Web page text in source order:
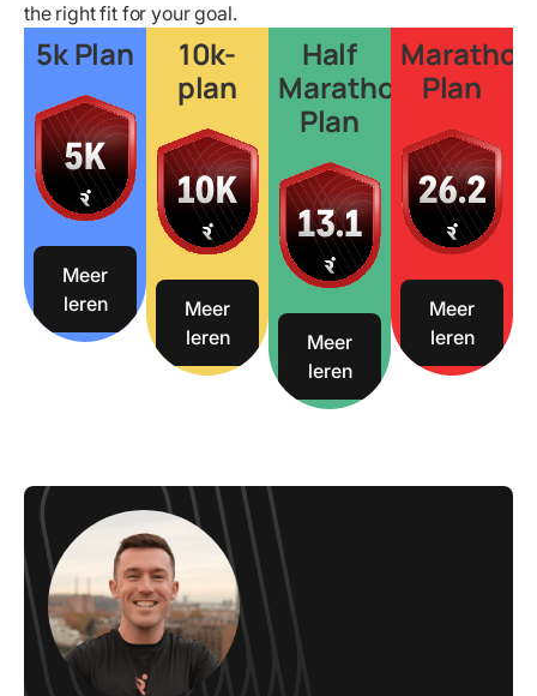
the right fit for your goal.
5k Plan
Meer
leren
10k-
plan
Meer
leren
Half
Marathon
Plan
Meer
leren
Marathon
Plan
Meer
leren